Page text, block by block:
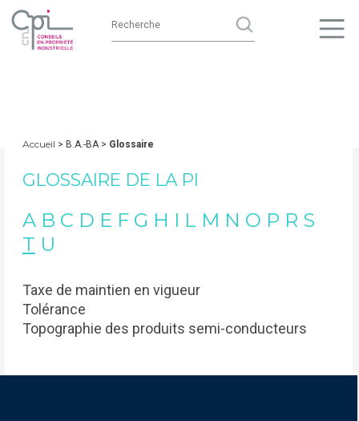
Accueil > B.A.-BA > Glossaire
GLOSSAIRE DE LA PI
A B C D E F G H I L M N O P R S
T U
Taxe de maintien en vigueur
Tolérance
Topographie des produits semi-conducteurs